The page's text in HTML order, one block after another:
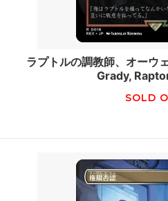
ラプトルの調教師、オーウ
Grady,
SOLD